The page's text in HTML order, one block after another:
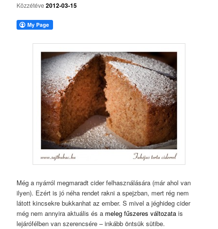
Közzétéve2012-03-15
Még a nyárról megmaradt cider felhasználására (már ahol van
ilyen). Ezért is jó néha rendet rakni a spejzban, mert rég nem
látott kincsekre bukkanhat az ember. S mivel a jéghideg cider
még nem annyira aktuális és a meleg fűszeres változata is
lejárófélben van szerencsére – inkább öntsük sütibe.